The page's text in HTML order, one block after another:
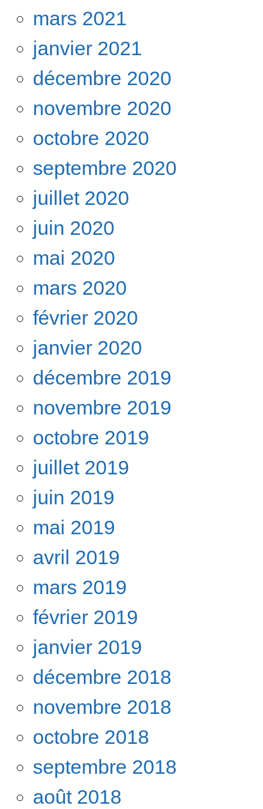
mars 2021
janvier 2021
décembre 2020
novembre 2020
octobre 2020
septembre 2020
juillet 2020
juin 2020
mai 2020
mars 2020
février 2020
janvier 2020
décembre 2019
novembre 2019
octobre 2019
juillet 2019
juin 2019
mai 2019
avril 2019
mars 2019
février 2019
janvier 2019
décembre 2018
novembre 2018
octobre 2018
septembre 2018
août 2018